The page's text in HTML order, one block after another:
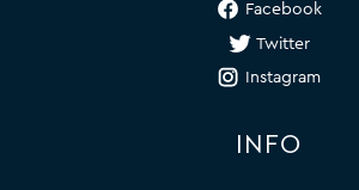
Facebook
Twitter
Instagram
INFO